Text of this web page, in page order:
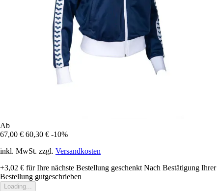
Ab
67,00 € 60,30 € -10%
inkl. MwSt. zzgl. Versandkosten
+3,02 € für Ihre nächste Bestellung geschenkt Nach Bestätigung Ihrer
Bestellung gutgeschrieben
Loading...